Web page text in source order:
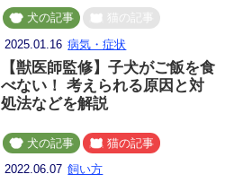
犬の記事
猫の記事
2025.01.16 病気・症状
【獣医師監修】子犬がご飯を食
べない！ 考えられる原因と対
処法などを解説
犬の記事
猫の記事
2022.06.07 飼い方